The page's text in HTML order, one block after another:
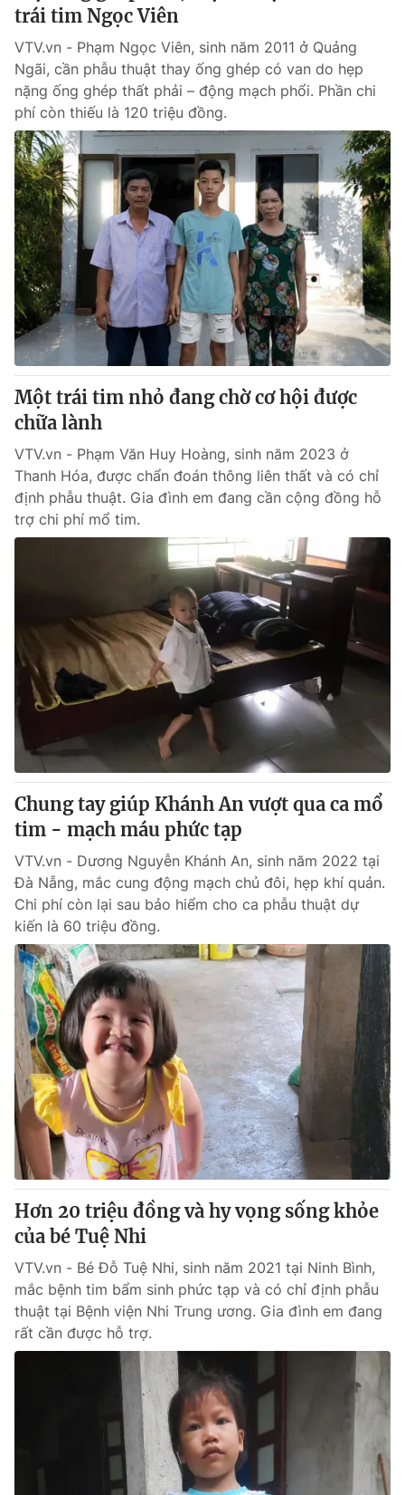
trái tim Ngọc Viên
VTV.vn - Phạm Ngọc Viên, sinh năm 2011 ở Quảng
Ngãi, cần phẫu thuật thay ống ghép có van do hẹp
nặng ống ghép thất phải – động mạch phổi. Phần chi
phí còn thiếu là 120 triệu đồng.
Một trái tim nhỏ đang chờ cơ hội được
chữa lành
VTV.vn - Phạm Văn Huy Hoàng, sinh năm 2023 ở
Thanh Hóa, được chẩn đoán thông liên thất và có chỉ
định phẫu thuật. Gia đình em đang cần cộng đồng hỗ
trợ chi phí mổ tim.
Chung tay giúp Khánh An vượt qua ca mổ
tim - mạch máu phức tạp
VTV.vn - Dương Nguyễn Khánh An, sinh năm 2022 tại
Đà Nẵng, mắc cung động mạch chủ đôi, hẹp khí quản.
Chi phí còn lại sau bảo hiểm cho ca phẫu thuật dự
kiến là 60 triệu đồng.
Hơn 20 triệu đồng và hy vọng sống khỏe
của bé Tuệ Nhi
VTV.vn - Bé Đỗ Tuệ Nhi, sinh năm 2021 tại Ninh Bình,
mắc bệnh tim bẩm sinh phức tạp và có chỉ định phẫu
thuật tại Bệnh viện Nhi Trung ương. Gia đình em đang
rất cần được hỗ trợ.